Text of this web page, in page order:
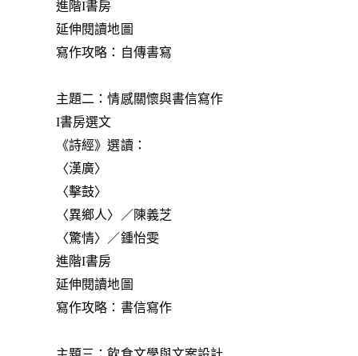
進階I書房
延伸閱讀地圖
寫作攻略：自傳書寫
主題二：情感關懷與書信寫作
I書房選文
《詩經》選讀：
〈漢廣〉
〈擊鼓〉
〈異鄉人〉／陳義芝
〈驚情〉／鍾怡雯
進階I書房
延伸閱讀地圖
寫作攻略：書信寫作